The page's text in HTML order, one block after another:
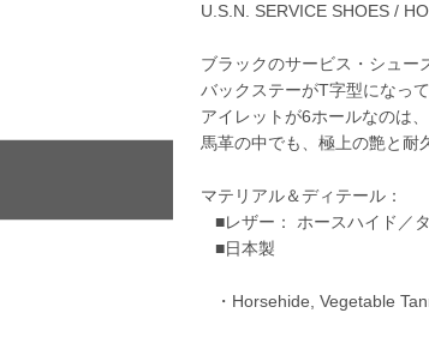
U.S.N. SERVICE SHOES /
ブラックのサービス・シュー
バックステーがT字型になっ
アイレットが6ホールなのは
馬革の中でも、極上の艶と耐
マテリアル＆ディテール：
■レザー： ホースハイド／
■日本製
・Horsehide, Vegetable